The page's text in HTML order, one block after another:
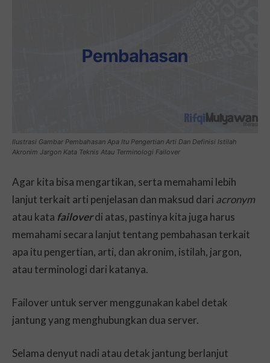
Ilustrasi Gambar Pembahasan Apa Itu Pengertian Arti Dan Definisi Istilah
Akronim Jargon Kata Teknis Atau Terminologi Failover
Agar kita bisa mengartikan, serta memahami lebih
lanjut terkait arti penjelasan dan maksud dari acronym
atau kata failoverdi atas, pastinya kita juga harus
memahami secara lanjut tentang pembahasan terkait
apa itu pengertian, arti, dan akronim, istilah, jargon,
atau terminologi dari katanya.
Failover untuk server menggunakan kabel detak
jantung yang menghubungkan dua server.
Selama denyut nadi atau detak jantung berlanjut